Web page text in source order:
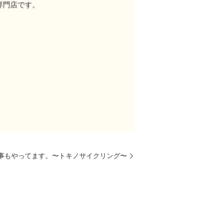
店です。
もやってます。〜トキノサイクリング〜